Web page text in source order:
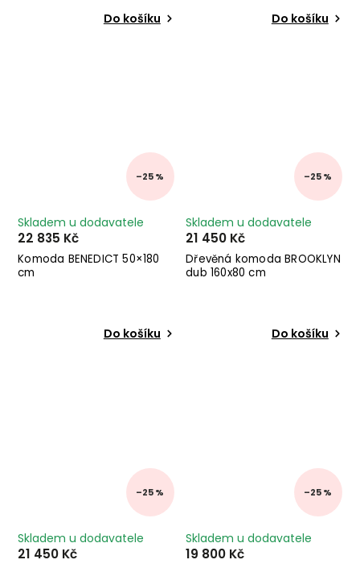
Do košíku Do košíku
–25 %
Komoda BENEDICT 50×180
cm
Skladem u dodavatele
22 835 Kč
Do košíku
–25 %
Dřevěná komoda BROOKLYN
dub 160x80 cm
Skladem u dodavatele
21 450 Kč
Do košíku
–25 %
Skladem u dodavatele
21 450 Kč
–25 %
Skladem u dodavatele
19 800 Kč